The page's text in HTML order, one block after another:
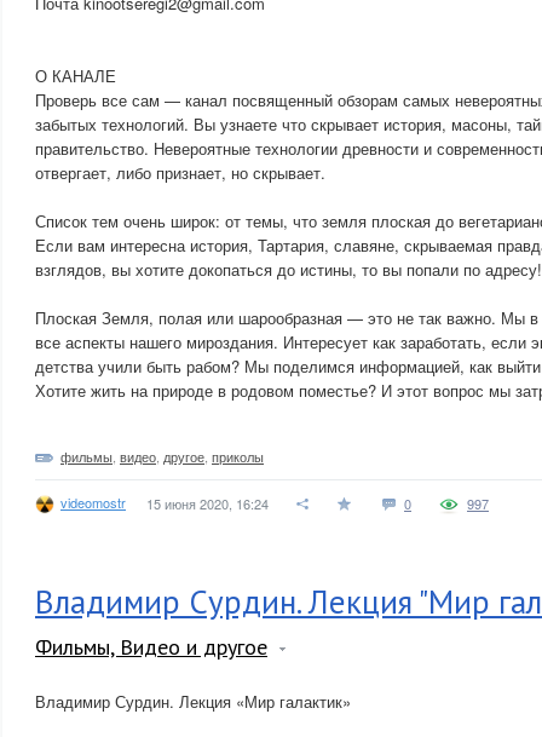
О КАНАЛЕ
Проверь все сам — канал посвященный обзорам самых
забытых технологий. Вы узнаете что скрывает история, масоны,
правительство. Невероятные технологии древности и
отвергает, либо признает, но скрывает.
Список тем очень широк: от темы, что земля плоская до
Если вам интересна история, Тартария, славяне, скрываемая
взглядов, вы хотите докопаться до истины, то вы попали по адресу!
Плоская Земля, полая или шарообразная — это не так важно. Мы
все аспекты нашего мироздания. Интересует как заработать, если
детства учили быть рабом? Мы поделимся информацией, как выйти
Хотите жить на природе в родовом поместье? И этот вопрос мы
фильмы видео другое приколы
videomostr 15 июня 2020, 16:24 0 997
Владимир Сурдин. Лекция "Мир
Фильмы, Видео и другое
Владимир Сурдин. Лекция «Мир галактик»